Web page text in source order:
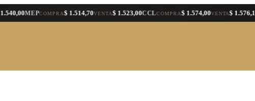
MEPCOMPRA$ 1.514,70VENTA$ 1.523,00CCLCOMPRA$ 1.574,00VENTA$ 1.576,10